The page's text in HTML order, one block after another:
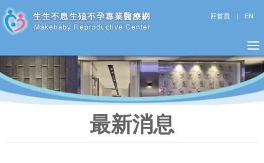
回首頁| EN
最新消息